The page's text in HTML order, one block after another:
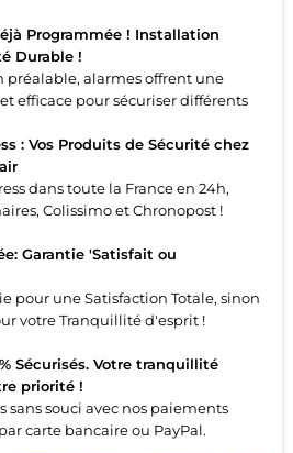
Programmée ! Installation
Durable !
préalable, alarmes offrent une
efficace pour sécuriser différents
: Vos Produits de Sécurité chez
dans toute la France en 24h,
Colissimo et Chronopost !
Garantie 'Satisfait ou
pour une Satisfaction Totale, sinon
votre Tranquillité d'esprit !
Sécurisés. Votre tranquillité
priorité !
sans souci avec nos paiements
carte bancaire ou PayPal.